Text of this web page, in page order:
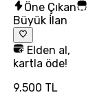
Öne Çıkan
Büyük İlan
Elden al,
kartla öde!
9.500 TL